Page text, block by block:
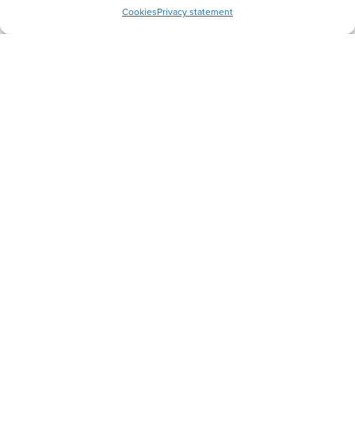
CookiesPrivacy statement